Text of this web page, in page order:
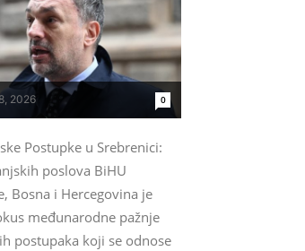
2026 0
Postupke u Srebrenici:
poslova BiHU
Bosna i Hercegovina je
međunarodne pažnje
postupaka koji se odnose